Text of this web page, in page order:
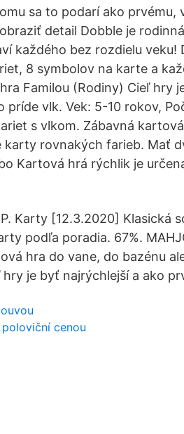
sa to podarí ako prvému,
detail Dobble je
každého bez rozdielu veku!
8 symbolov na karte a
Familou (Rodiny) Cieľ hry
príde vlk. Vek: 5-10 rokov,
s vlkom. Zábavná
karty rovnakých farieb. Mať
Kartová hrá rýchlik je
Karty [12.3.2020] Klasická
podľa poradia. 67%.
hra do vane, do bazénu
je byť najrýchlejší a ako
cenou